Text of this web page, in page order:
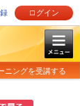
ログイン
ニングを受講する